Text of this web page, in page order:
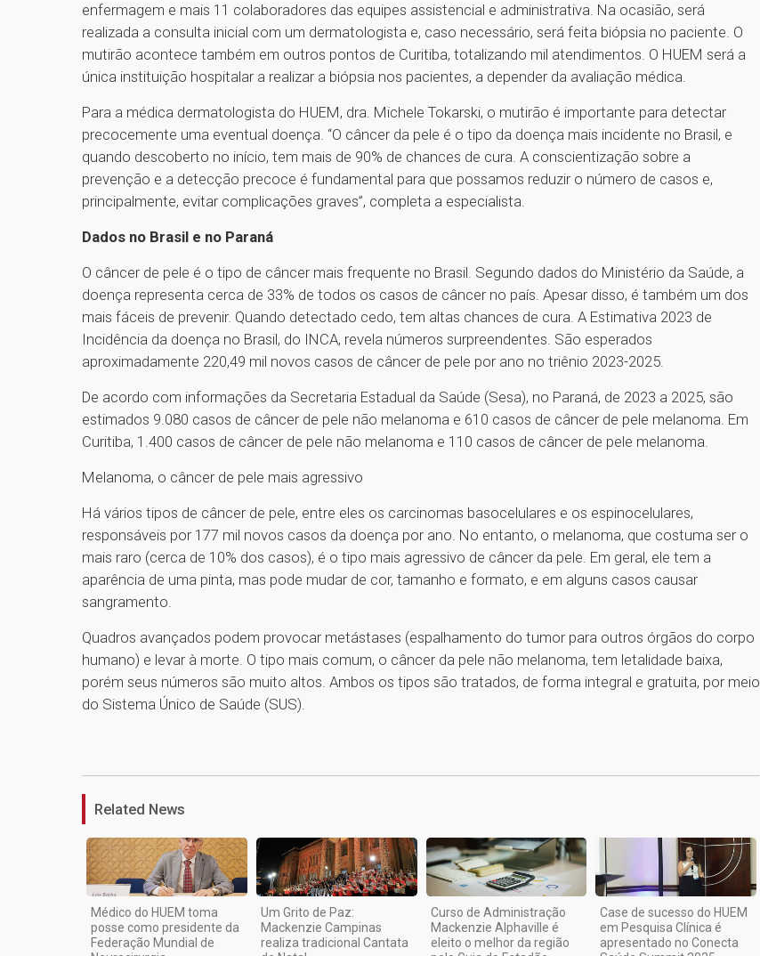
enfermagem e mais 11 colaboradores das equipes assistencial e administrativa. Na ocasião, será
realizada a consulta inicial com um dermatologista e, caso necessário, será feita biópsia no paciente. O
mutirão acontece também em outros pontos de Curitiba, totalizando mil atendimentos. O HUEM será a
única instituição hospitalar a realizar a biópsia nos pacientes, a depender da avaliação médica.
Para a médica dermatologista do HUEM, dra. Michele Tokarski, o mutirão é importante para detectar
precocemente uma eventual doença. “O câncer da pele é o tipo da doença mais incidente no Brasil, e
quando descoberto no início, tem mais de 90% de chances de cura. A conscientização sobre a
prevenção e a detecção precoce é fundamental para que possamos reduzir o número de casos e,
principalmente, evitar complicações graves”, completa a especialista.
Dados no Brasil e no Paraná
O câncer de pele é o tipo de câncer mais frequente no Brasil. Segundo dados do Ministério da Saúde, a
doença representa cerca de 33% de todos os casos de câncer no país. Apesar disso, é também um dos
mais fáceis de prevenir. Quando detectado cedo, tem altas chances de cura. A Estimativa 2023 de
Incidência da doença no Brasil, do INCA, revela números surpreendentes. São esperados
aproximadamente 220,49 mil novos casos de câncer de pele por ano no triênio 2023-2025.
De acordo com informações da Secretaria Estadual da Saúde (Sesa), no Paraná, de 2023 a 2025, são
estimados 9.080 casos de câncer de pele não melanoma e 610 casos de câncer de pele melanoma. Em
Curitiba, 1.400 casos de câncer de pele não melanoma e 110 casos de câncer de pele melanoma.
Melanoma, o câncer de pele mais agressivo
Há vários tipos de câncer de pele, entre eles os carcinomas basocelulares e os espinocelulares,
responsáveis por 177 mil novos casos da doença por ano. No entanto, o melanoma, que costuma ser o
mais raro (cerca de 10% dos casos), é o tipo mais agressivo de câncer da pele. Em geral, ele tem a
aparência de uma pinta, mas pode mudar de cor, tamanho e formato, e em alguns casos causar
sangramento.
Quadros avançados podem provocar metástases (espalhamento do tumor para outros órgãos do corpo
humano) e levar à morte. O tipo mais comum, o câncer da pele não melanoma, tem letalidade baixa,
porém seus números são muito altos. Ambos os tipos são tratados, de forma integral e gratuita, por meio
do Sistema Único de Saúde (SUS).
Related News
Médico do HUEM toma
posse como presidente da
Federação Mundial de
Um Grito de Paz:
Mackenzie Campinas
realiza tradicional Cantata
Curso de Administração
Mackenzie Alphaville é
eleito o melhor da região
Case de sucesso do HUEM
em Pesquisa Clínica é
apresentado no Conecta